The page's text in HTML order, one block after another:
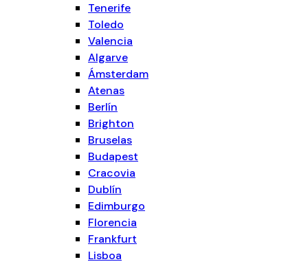
Tenerife
Toledo
Valencia
Algarve
Ámsterdam
Atenas
Berlín
Brighton
Bruselas
Budapest
Cracovia
Dublín
Edimburgo
Florencia
Frankfurt
Lisboa